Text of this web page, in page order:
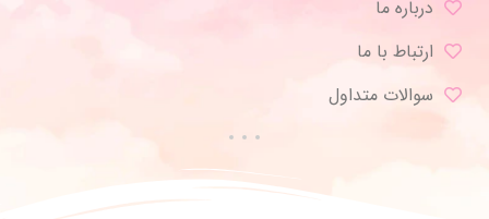
درباره ما
ارتباط با ما
سوالات متداول